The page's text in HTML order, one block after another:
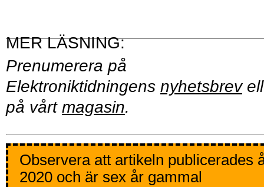
Prenumerera på
Elektroniktidningens nyhetsbrev
på vårt magasin.
Observera att artikeln publicerades
2020 och är sex år gammal